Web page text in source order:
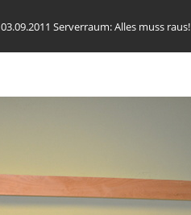
03.09.2011 Serverraum: Alles muss raus!